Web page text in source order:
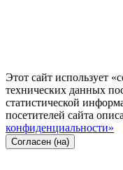
Этот сайт использует
технических данных
статистической
посетителей сайта
конфиденциальности»
Согласен (на)